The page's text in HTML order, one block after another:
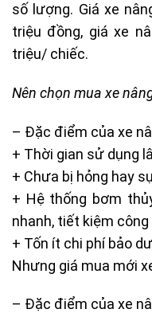
số lượng. Giá xe
triệu đồng, giá xe
triệu/ chiếc.
Nên chọn mua xe
– Đặc điểm của xe
+ Thời gian sử dụng
+ Chưa bị hỏng hay
+ Hệ thống bơm
nhanh, tiết kiệm
+ Tốn ít chi phí bảo
Nhưng giá mua mới
– Đặc điểm của xe